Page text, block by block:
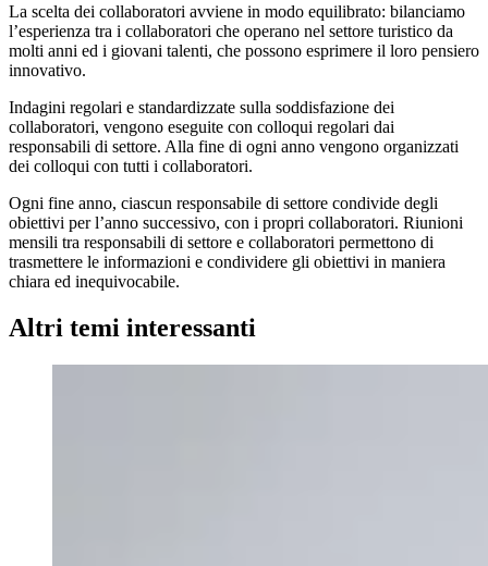
La scelta dei collaboratori avviene in modo equilibrato: bilanciamo
l’esperienza tra i collaboratori che operano nel settore turistico da
molti anni ed i giovani talenti, che possono esprimere il loro pensiero
innovativo.
Indagini regolari e standardizzate sulla soddisfazione dei
collaboratori, vengono eseguite con colloqui regolari dai
responsabili di settore. Alla fine di ogni anno vengono organizzati
dei colloqui con tutti i collaboratori.
Ogni fine anno, ciascun responsabile di settore condivide degli
obiettivi per l’anno successivo, con i propri collaboratori. Riunioni
mensili tra responsabili di settore e collaboratori permettono di
trasmettere le informazioni e condividere gli obiettivi in maniera
chiara ed inequivocabile.
Altri temi interessanti